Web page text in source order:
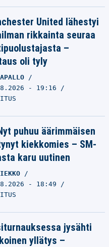
United lähestyi
rikkainta seuraa
–
oli tyly
- 19:16
puhuu äärimmäisen
kiekkomies – SM-
karu uutinen
- 18:49
jysähti
yllätys –